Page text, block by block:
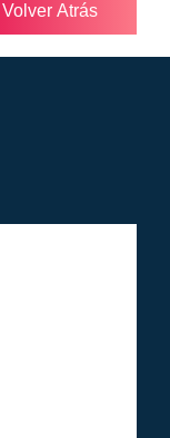
Volver Atrás